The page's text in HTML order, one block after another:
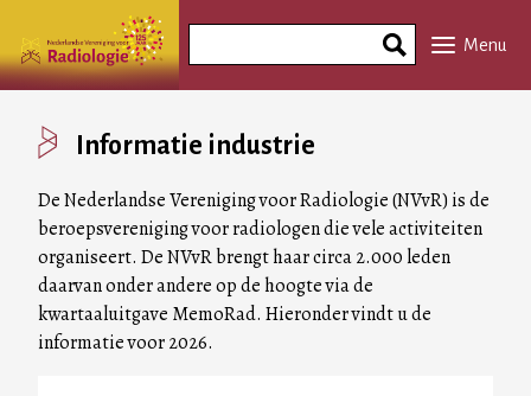
naar
inhoud
Phrase
Menu
Informatie industrie
De Nederlandse Vereniging voor Radiologie (NVvR) is de
beroepsvereniging voor radiologen die vele activiteiten
organiseert. De NVvR brengt haar circa 2.000 leden
daarvan onder andere op de hoogte via de
kwartaaluitgave MemoRad. Hieronder vindt u de
informatie voor 2026.